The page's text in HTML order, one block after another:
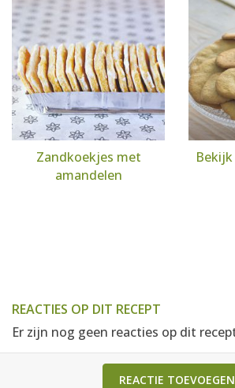
Zandkoekjes met
amandelen
REACTIES OP DIT RECEPT
Er zijn nog geen reacties op dit
REACTIE TOEVOEGEN